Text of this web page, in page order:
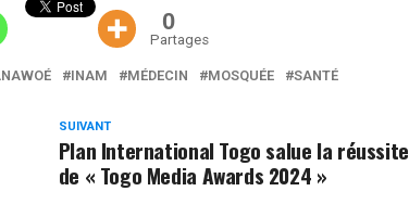
0
Partages
INAM MÉDECIN MOSQUÉE SANTÉ
SUIVANT
Plan International Togo salue la réussite
de « Togo Media Awards 2024 »